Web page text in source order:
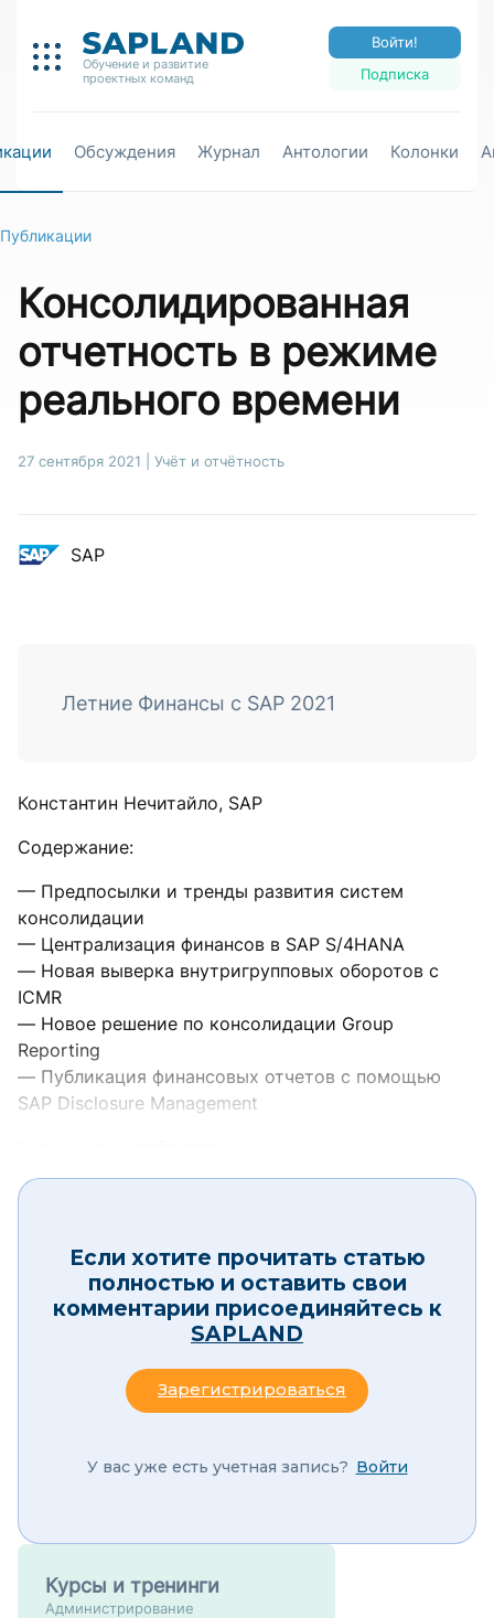
Обучение и развитие
проектных команд
Подписка
Войти!
Обсуждения Журнал Антологии Колонки
Публикации
Консолидированная
отчетность в режиме
реального времени
27 сентября 2021 Учёт и отчётность
SAP
Летние Финансы c SAP 2021
Константин Нечитайло, SAP
Содержание:
— Предпосылки и тренды развития систем
консолидации
— Централизация финансов в SAP S/4HANA
— Новая выверка внутригрупповых оборотов с
ICMR
— Новое решение по консолидации Group
Reporting
— Публикация финансовых отчетов с помощью
SAP Disclosure Management
Если хотите прочитать статью
полностью и оставить свои
комментарии присоединяйтесь к
SAPLAND
Зарегистрироваться
У вас уже есть учетная запись? Войти
Курсы и тренинги
Администрирование